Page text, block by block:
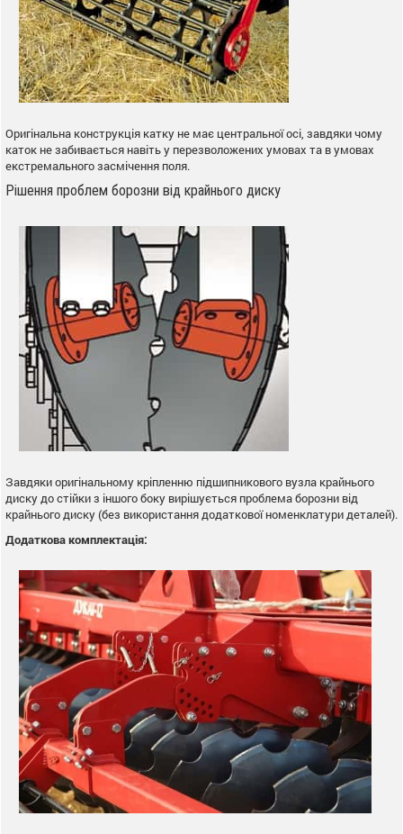
Оригінальна конструкція катку не має центральної осі, завдяки чому
каток не забивається навіть у перезволожених умовах та в умовах
екстремального засмічення поля.
Рішення проблем борозни від крайнього диску
Завдяки оригінальному кріпленню підшипникового вузла крайнього
диску до стійки з іншого боку вирішується проблема борозни від
крайнього диску (без використання додаткової номенклатури деталей).
Додаткова комплектація: